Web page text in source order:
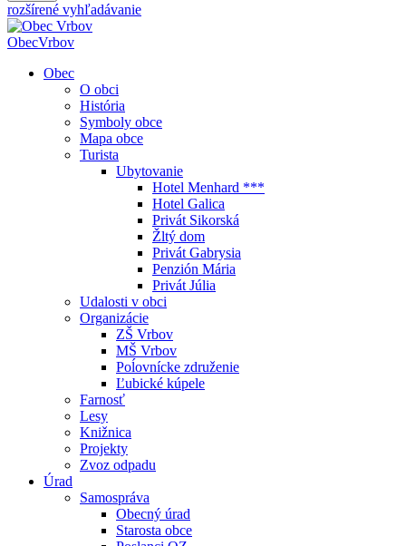
rozšírené vyhľadávanie
ObecVrbov
Obec
O obci
História
Symboly obce
Mapa obce
Turista
Ubytovanie
Hotel Menhard ***
Hotel Galica
Privát Sikorská
Žltý dom
Privát Gabrysia
Penzión Mária
Privát Júlia
Udalosti v obci
Organizácie
ZŠ Vrbov
MŠ Vrbov
Poĺovnícke združenie
Ľubické kúpele
Farnosť
Lesy
Knižnica
Projekty
Zvoz odpadu
Úrad
Samospráva
Obecný úrad
Starosta obce